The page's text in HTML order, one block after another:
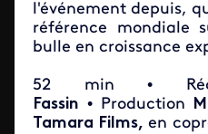
l'événement depuis,
référence mondiale
bulle en croissance
52 min •
Fassin • Production
Tamara Films, en